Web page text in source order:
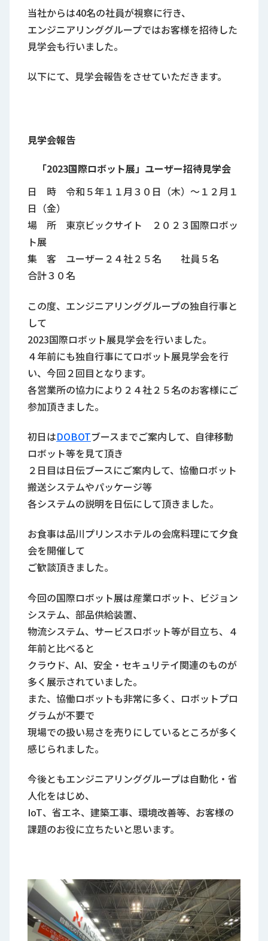
マ
ガ
登
録
当社からは40名の社員が視察に行き、
エンジニアリンググループではお客様を招待した
見学会も行いました。
以下にて、見学会報告をさせていただきます。
見学会報告
「2023国際ロボット展」ユーザー招待見学会
日 時 令和５年１１月３０日（木）～１２月１
日（金）
場 所 東京ビックサイト ２０２３国際ロボッ
ト展
集 客 ユーザー２４社２５名 社員５名
合計３０名
この度、エンジニアリンググループの独自行事と
して
2023国際ロボット展見学会を行いました。
４年前にも独自行事にてロボット展見学会を行
い、今回２回目となります。
各営業所の協力により２４社２５名のお客様にご
参加頂きました。
初日はDOBOTブースまでご案内して、自律移動
ロボット等を見て頂き
２日目は日伝ブースにご案内して、協働ロボット
搬送システムやパッケージ等
各システムの説明を日伝にして頂きました。
お食事は品川プリンスホテルの会席料理にて夕食
会を開催して
ご歓談頂きました。
今回の国際ロボット展は産業ロボット、ビジョン
システム、部品供給装置、
物流システム、サービスロボット等が目立ち、４
年前と比べると
クラウド、AI、 安全・セキュリテイ関連のものが
多く展示されていました。
また、協働ロボットも非常に多く、ロボットプロ
グラムが不要で
現場での扱い易さを売りにしているところが多く
感じられました。
今後ともエンジニアリンググループは自動化・省
人化をはじめ、
IoT、省エネ、建築工事、環境改善等、お客様の
課題のお役に立ちたいと思います。